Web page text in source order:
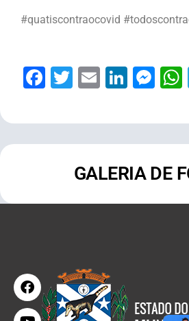
#quatiscontraocovid
Facebook
Twitter
Email
GALERIA DE